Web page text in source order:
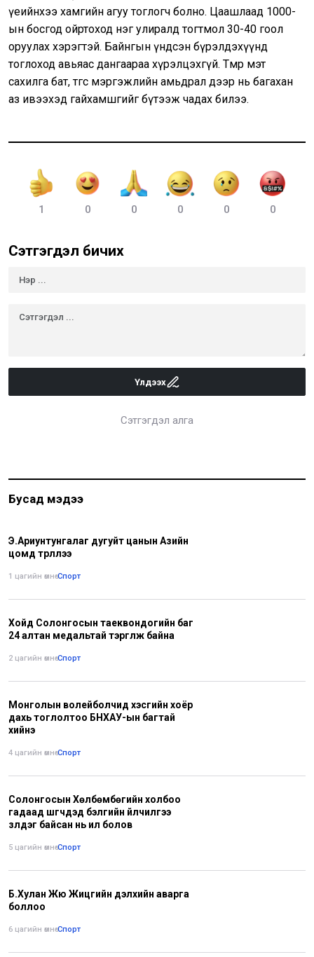
үеийнхээ хамгийн агуу тоглогч болно. Цаашлаад 1000-
ын босгод ойртоход нэг улиралд тогтмол 30-40 гоол
оруулах хэрэгтэй. Байнгын үндсэн бүрэлдэхүүнд
тоглоход авьяас дангаараа хүрэлцэхгүй. Төмөр мэт
сахилга бат, төгс мэргэжлийн амьдрал дээр нь багахан
аз ивээхэд гайхамшгийг бүтээж чадах билээ.
1 0 0 0 0 0
Сэтгэгдэл бичих
Үлдээх
Сэтгэгдэл алга
Бусад мэдээ
Э.Ариунтунгалаг дугуйт цанын Азийн
цомд түрүүллээ
1 цагийн өмнө•Спорт
Хойд Солонгосын таеквондогийн баг
24 алтан медальтай тэргүүлж байна
2 цагийн өмнө•Спорт
Монголын волейболчид хэсгийн хоёр
дахь тоглолтоо БНХАУ-ын багтай
хийнэ
4 цагийн өмнө•Спорт
Солонгосын Хөлбөмбөгийн холбоо
гадаад шүүгчдэд бэлгийн үйлчилгээ
үзүүлдэг байсан нь ил болов
5 цагийн өмнө•Спорт
Б.Хулан Жюү Жицүгийн дэлхийн аварга
боллоо
6 цагийн өмнө•Спорт